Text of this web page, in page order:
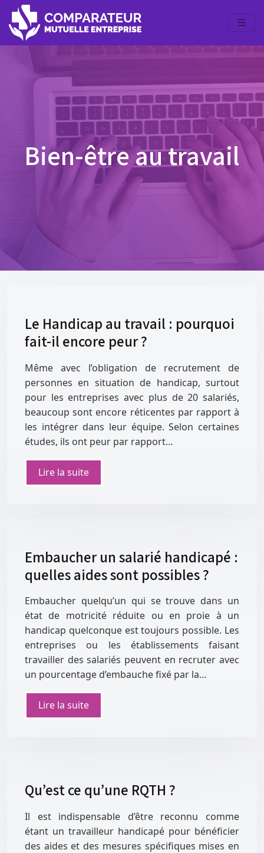
Bien-être au travail
Le Handicap au travail : pourquoi
fait-il encore peur ?
Même avec l’obligation de recrutement de
personnes en situation de handicap, surtout
pour les entreprises avec plus de 20 salariés,
beaucoup sont encore réticentes par rapport à
les intégrer dans leur équipe. Selon certaines
études, ils ont peur par rapport…
Lire la suite
Embaucher un salarié handicapé :
quelles aides sont possibles ?
Embaucher quelqu’un qui se trouve dans un
état de motricité réduite ou en proie à un
handicap quelconque est toujours possible. Les
entreprises ou les établissements faisant
travailler des salariés peuvent en recruter avec
un pourcentage d’embauche fixé par la…
Lire la suite
Qu’est ce qu’une RQTH ?
Il est indispensable d’être reconnu comme
étant un travailleur handicapé pour bénéficier
des aides et des mesures spécifiques mises en